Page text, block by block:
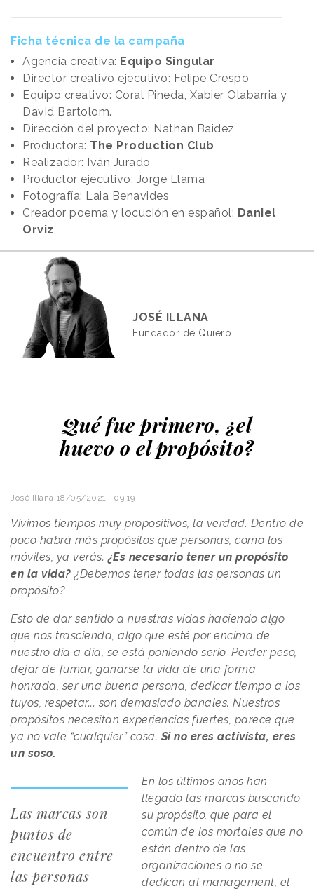
Ficha técnica de la campaña
Agencia creativa: Equipo Singular
Director creativo ejecutivo: Felipe Crespo
Equipo creativo: Coral Pineda, Xabier Olabarria y
David Bartolom.
Dirección del proyecto: Nathan Baidez
Productora: The Production Club
Realizador: Iván Jurado
Productor ejecutivo: Jorge Llama
Fotografía: Laia Benavides
Creador poema y locución en español: Daniel
Orviz
Fundador de Quiero
JOSÉ ILLANA
Qué fue primero, ¿el
huevo o el propósito?
José Illana 18/05/2021 · 09:19
Vivimos tiempos muy propositivos, la verdad. Dentro de
poco habrá más propósitos que personas, como los
móviles, ya verás.¿Es necesario tener un propósito
en la vida? ¿Debemos tener todas las personas un
propósito?
Esto de dar sentido a nuestras vidas haciendo algo
que nos trascienda, algo que esté por encima de
nuestro día a día, se está poniendo serio. Perder peso,
dejar de fumar, ganarse la vida de una forma
honrada, ser una buena persona, dedicar tiempo a los
tuyos, respetar... son demasiado banales. Nuestros
propósitos necesitan experiencias fuertes, parece que
ya no vale “cualquier” cosa. Si no eres activista, eres
un soso.
Las marcas son
puntos de
encuentro entre
las personas
En los últimos años han
llegado las marcas buscando
su propósito, que para el
común de los mortales que no
están dentro de las
organizaciones o no se
dedican al management, el